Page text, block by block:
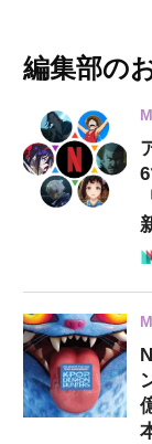
編集部の